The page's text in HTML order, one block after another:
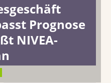
Prognose
NIVEA-